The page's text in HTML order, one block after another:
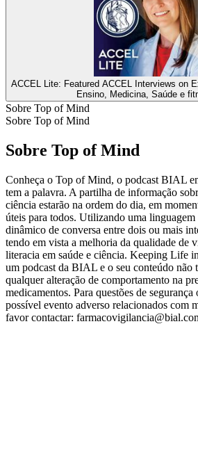
ACCEL Lite: Featured ACCEL Interviews on
Ensino, Medicina, Saúde e
Sobre Top of Mind
Sobre Top of Mind
Sobre Top of Mind
Conheça o Top of Mind, o podcast BIAL
tem a palavra. A partilha de informação
ciência estarão na ordem do dia, em
úteis para todos. Utilizando uma linguagem
dinâmico de conversa entre dois ou mais
tendo em vista a melhoria da qualidade de
literacia em saúde e ciência. Keeping Life
um podcast da BIAL e o seu conteúdo
qualquer alteração de comportamento na
medicamentos. Para questões de
possível evento adverso relacionados com
favor contactar: